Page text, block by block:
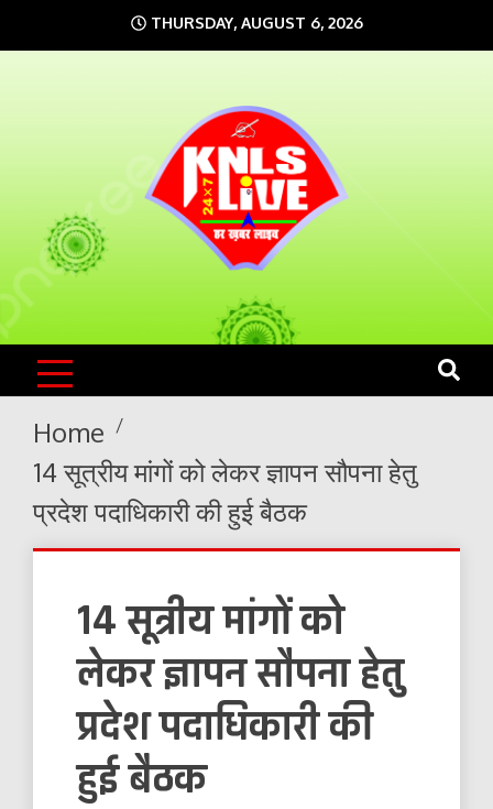
to
THURSDAY, AUGUST 6, 2026
KNLS LIVE
India`s No.1 News Portal
Home
14 सूत्रीय मांगों को लेकर ज्ञापन सौपना हेतु
प्रदेश पदाधिकारी की हुई बैठक
14 सूत्रीय मांगों को
लेकर ज्ञापन सौपना हेतु
प्रदेश पदाधिकारी की
हुई बैठक